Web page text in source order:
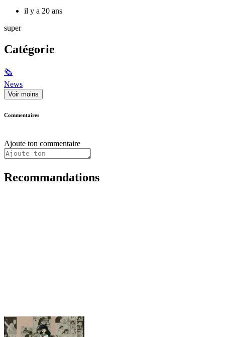
il y a 20 ans
super
Catégorie
🗞
News
Voir moins
Commentaires
Ajoute ton commentaire
Recommandations